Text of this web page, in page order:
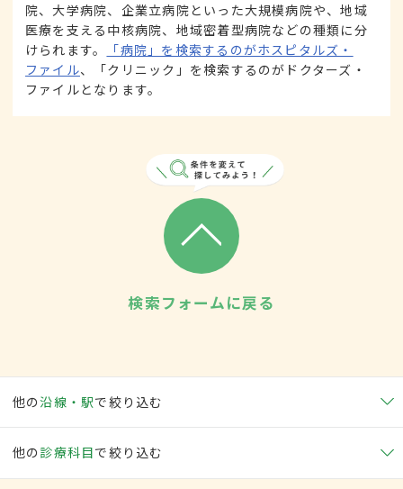
院、大学病院、企業立病院といった大規模病院や、地域
医療を支える中核病院、地域密着型病院などの種類に分
けられます。
「病院」を検索するのがホスピタルズ・
ファイル、「クリニック」を検索するのがドクターズ・
ファイルとなります。
検索フォームに戻る
他の沿線・駅で絞り込む
他の 診療科目で絞り込む